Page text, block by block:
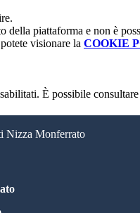
della piattaforma e non è
visionare la COOKIE
È possibile
Nizza Monferrato